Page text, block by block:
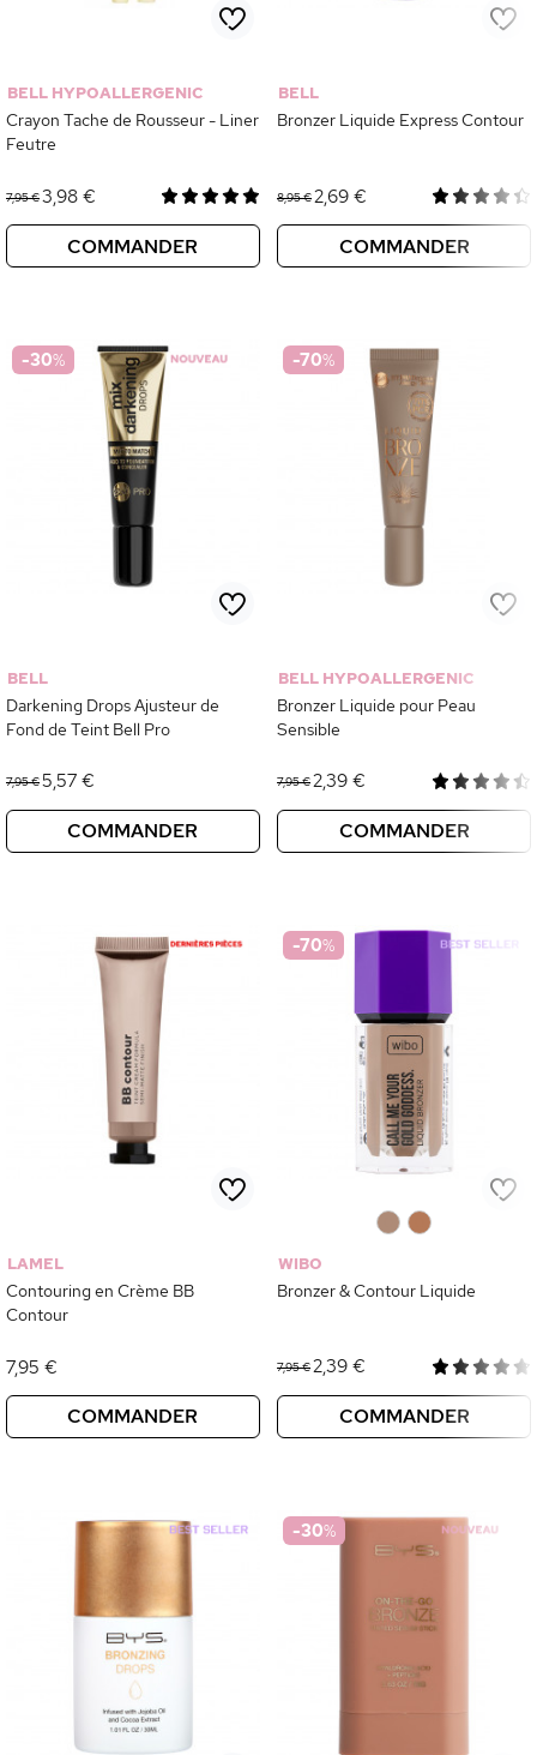
BELL HYPOALLERGENIC
Crayon Tache de Rousseur - Liner
Feutre
7,95 €3,98 €
COMMANDER
BELL
Bronzer Liquide Express Contour
8,95 €2,69 €
COMMANDER
-30%
BELL
Darkening Drops Ajusteur de
Fond de Teint Bell Pro
7,95 €5,57 €
COMMANDER
-70%
BELL HYPOALLERGENIC
Bronzer Liquide pour Peau
Sensible
7,95 €2,39 €
COMMANDER
LAMEL
Contouring en Crème BB
Contour
7,95 €
COMMANDER
-70%
WIBO
Bronzer & Contour Liquide
7,95 €2,39 €
COMMANDER
-30%